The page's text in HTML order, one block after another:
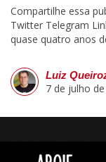
Compartilhe essa
Twitter Telegram
quase quatro anos
Luiz
7 de julho